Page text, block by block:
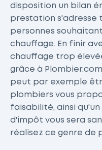
disposition un bilan
prestation s'adresse
personnes
chauffage. En finir
chauffage trop
grâce à
peut par exemple
plombiers vous
faisabilité, ainsi
d'impôt vous sera
réalisez ce genre de